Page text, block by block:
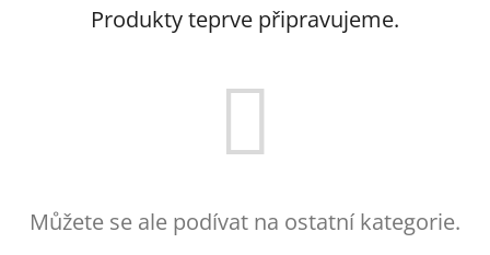
Produkty teprve připravujeme.
Můžete se ale podívat na ostatní kategorie.